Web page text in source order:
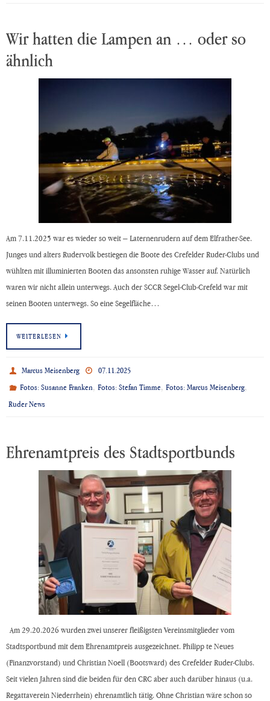
Wir hatten die Lampen an … oder so
ähnlich
Am 7.11.2025 war es wieder so weit – Laternenrudern auf dem Elfrather-See.
Junges und alters Rudervolk bestiegen die Boote des Crefelder Ruder-Clubs und
wühlten mit illuminierten Booten das ansonsten ruhige Wasser auf. Natürlich
waren wir nicht allein unterwegs. Auch der SCCR Segel-Club-Crefeld war mit
seinen Booten unterwegs. So eine Segelfläche…
WEITERLESEN
Marcus Meisenberg
07.11.2025
Fotos: Susanne Franken,Fotos: Stefan Timme,Fotos: Marcus Meisenberg,
Ruder News
Ehrenamtpreis des Stadtsportbunds
Am 29.20.2026 wurden zwei unserer fleißigsten Vereinsmitglieder vom
Stadtsportbund mit dem Ehrenamtpreis ausgezeichnet. Philipp te Neues
(Finanzvorstand) und Christian Noell (Bootsward) des Crefelder Ruder-Clubs.
Seit vielen Jahren sind die beiden für den CRC aber auch darüber hinaus (u.a.
Regattaverein Niederrhein) ehrenamtlich tätig. Ohne Christian wäre schon so